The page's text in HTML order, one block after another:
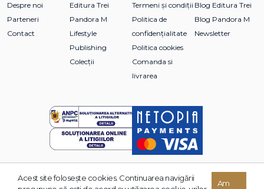
Despre noi
Parteneri
Contact
Editura Trei
Pandora M
Lifestyle
Publishing
Colecții
Termeni și condiții
Politica de
confidențialitate
Politica cookies
Comanda si
livrarea
Blog Editura Trei
Blog Pandora M
Newsletter
© 2026 Grupul Editorial TREI. Toate drepturile rezervate.
Acest site foloseşte cookies. Continuarea navigării
Am